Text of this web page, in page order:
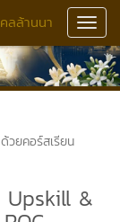
ลล้านนา
วยคอร์สเรียน
Upskill &